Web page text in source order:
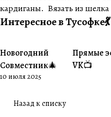
кардиганы. Вязать из шелка
Интересное в
#Совместники
Новогодний
Совместник🎄
10 июля 2025
Прямые
VK📺
Назад к списку